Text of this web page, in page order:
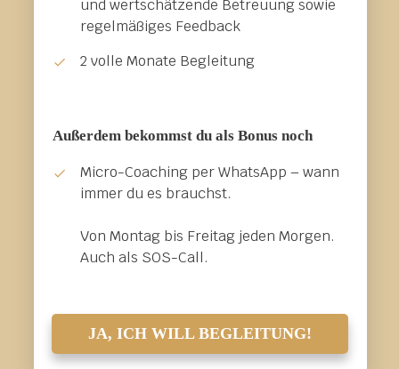
und wertschätzende Betreuung sowie
regelmäßiges Feedback
2 volle Monate Begleitung
Außerdem bekommst du als Bonus noch
Micro-Coaching per WhatsApp – wann
immer du es brauchst.
Von Montag bis Freitag jeden Morgen.
Auch als SOS-Call.
JA, ICH WILL BEGLEITUNG!